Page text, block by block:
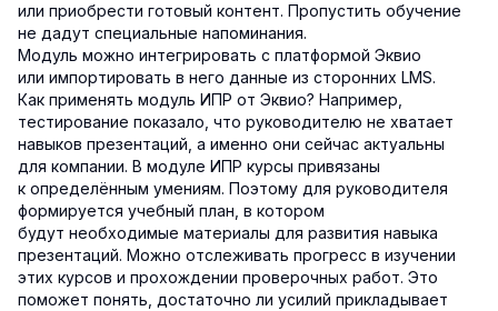
или приобрести готовый контент. Пропустить обучение
не дадут специальные напоминания.
Модуль можно интегрировать с платформой Эквио
или импортировать в него данные из сторонних LMS.
Как применять модуль ИПР от Эквио? Например,
тестирование показало, что руководителю не хватает
навыков презентаций, а именно они сейчас актуальны
для компании. В модуле ИПР курсы привязаны
к определённым умениям. Поэтому для руководителя
формируется учебный план, в котором
будут необходимые материалы для развития навыка
презентаций. Можно отслеживать прогресс в изучении
этих курсов и прохождении проверочных работ. Это
поможет понять, достаточно ли усилий прикладывает